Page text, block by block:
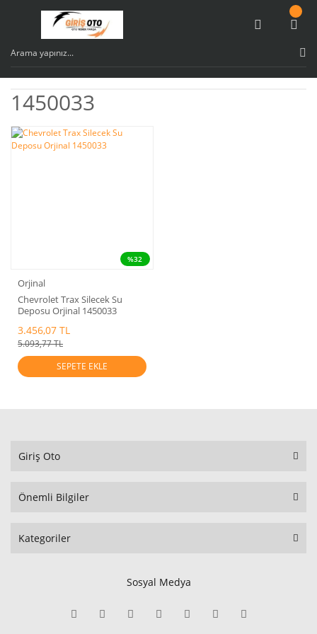
1450033
%32
Orjinal
Chevrolet Trax Silecek Su
Deposu Orjinal 1450033
3.456,07 TL
5.093,77 TL
SEPETE EKLE
Giriş Oto
Önemli Bilgiler
Kategoriler
Sosyal Medya